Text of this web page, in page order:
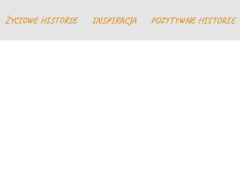
ŻYCIOWE HISTORIE INSPIRACJA POZYTYWNE HISTORIE